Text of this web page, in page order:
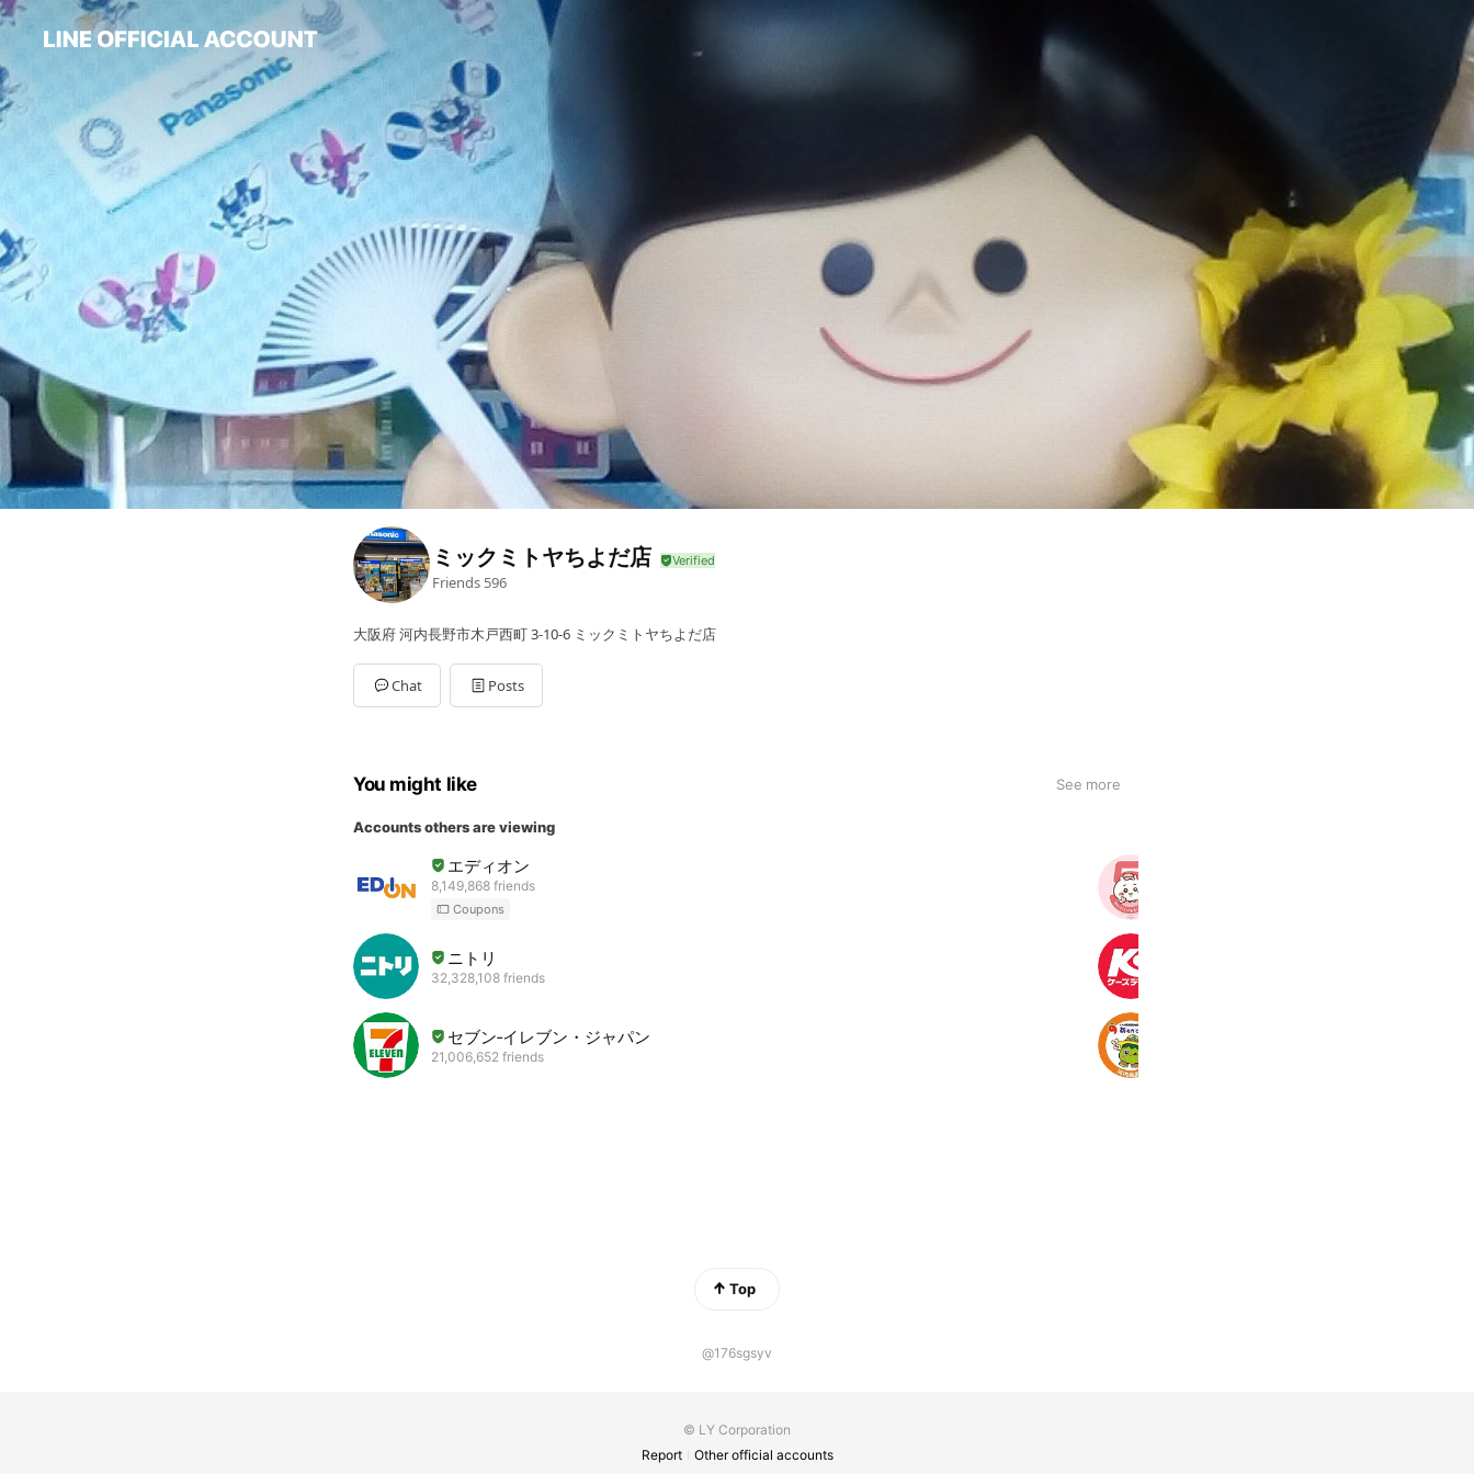
ミックミトヤちよだ店
Friends 596
大阪府 河内長野市木戸西町 3-10-6 ミックミトヤちよだ店
Chat Posts
You might like See more
Accounts others are viewing
エディオン
8,149,868 friends
Coupons
ニトリ
32,328,108 friends
セブン‐イレブン・ジャパン
21,006,652 friends
Top
@176sgsyv
© LY Corporation
Report
Other official accounts